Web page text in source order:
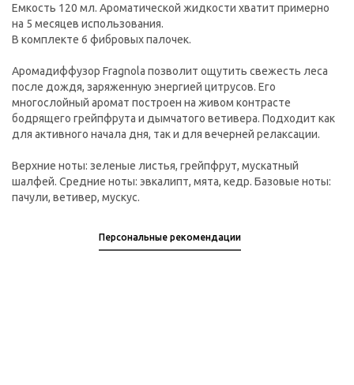
Емкость 120 мл. Ароматической жидкости хватит примерно
на 5 месяцев использования.
В комплекте 6 фибровых палочек.
Аромадиффузор Fragnola позволит ощутить свежесть леса
после дождя, заряженную энергией цитрусов. Его
многослойный аромат построен на живом контрасте
бодрящего грейпфрута и дымчатого ветивера. Подходит как
для активного начала дня, так и для вечерней релаксации.
Верхние ноты: зеленые листья, грейпфрут, мускатный
шалфей. Средние ноты: эвкалипт, мята, кедр. Базовые ноты:
пачули, ветивер, мускус.
Персональные рекомендации